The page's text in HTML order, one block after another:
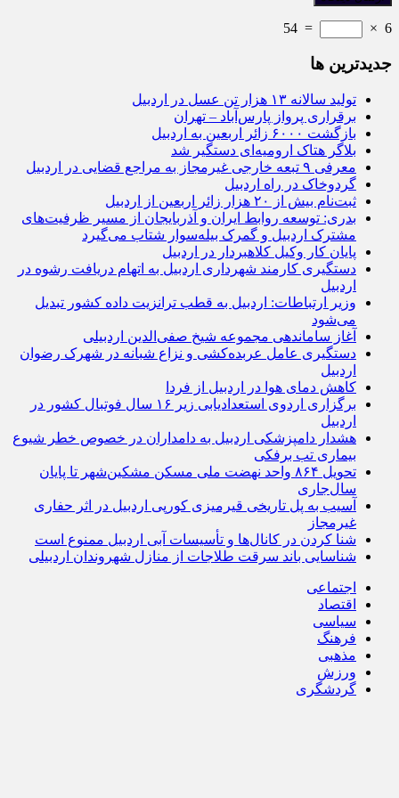
6
×
=
54
جديدترين ها
تولید سالانه ۱۳ هزار تن عسل در اردبیل
برقراری پرواز پارس‌آباد – تهران
بازگشت ۶۰۰۰ زائر اربعین به اردبیل
بلاگر هتاک ارومیه‌ای دستگیر شد
معرفی ۹ تبعه خارجی غیرمجاز به مراجع قضایی در اردبیل
گردوخاک در راه اردبیل
ثبت‌نام بیش از ۲۰ هزار زائر اربعین از اردبیل
بدری: توسعه روابط ایران و آذربایجان از مسیر ظرفیت‌های
مشترک اردبیل و گمرک بیله‌سوار شتاب می‌گیرد
پایان کار وکیل کلاهبردار در اردبیل
دستگیری کارمند شهرداری اردبیل به اتهام دریافت رشوه در
اردبیل
وزیر ارتباطات: اردبیل به قطب ترانزیت داده کشور تبدیل
می‌شود
آغاز ساماندهی مجموعه شیخ صفی‌الدین اردبیلی
دستگیری عامل عربده‌کشی و نزاع شبانه در شهرک رضوان
اردبیل
کاهش دمای هوا در اردبیل از فردا
برگزاری اردوی استعدادیابی زیر ۱۶ سال فوتبال کشور در
اردبیل
هشدار دامپزشکی اردبیل به دامداران در خصوص خطر شیوع
بیماری تب برفکی
تحویل ۸۶۴ واحد نهضت ملی مسکن مشکین‌شهر تا پایان
سال‌جاری
آسیب به پل تاریخی قیرمیزی کورپی اردبیل در اثر حفاری
غیرمجاز
شنا کردن در کانال‌ها و تأسیسات آبی اردبیل ممنوع است
شناسایی باند سرقت طلاجات از منازل شهروندان اردبیلی
اجتماعی
اقتصاد
سیاسی
فرهنگ
مذهبی
ورزش
گردشگری